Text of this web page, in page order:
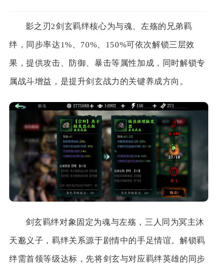
影之刃2剑玄羁绊核心为与魂、左殇的兄弟羁
绊，同步率达1%、70%、150%可依次解锁三层效
果，提供攻击、防御、暴击等属性加成，同时解锁专
属战斗增益，是提升剑玄战力的关键养成方向。
剑玄羁绊对象固定为魂与左殇，三人同为冥主沐
天邈义子，羁绊关系源于剧情中的手足情谊。解锁羁
绊需首领等级达标，先将剑玄与对应羁绊英雄的同步